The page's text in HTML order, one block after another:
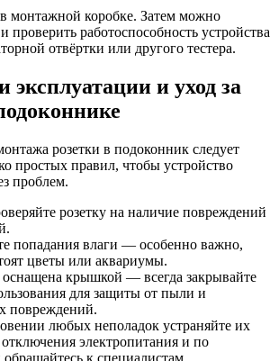
в монтажной коробке. Затем можно
проверить работоспособность устройства
отвёртки или другого тестера.
эксплуатации и уход за
розетки в подоконник следует
простых правил, чтобы устройство
проблем.
розетку на наличие повреждений
попадания влаги — особенно важно,
цветы или аквариумы.
оснащена крышкой — всегда закрывайте
для защиты от пыли и
повреждений.
любых неполадок устраняйте их
отключения электропитания и по
к специалистам.